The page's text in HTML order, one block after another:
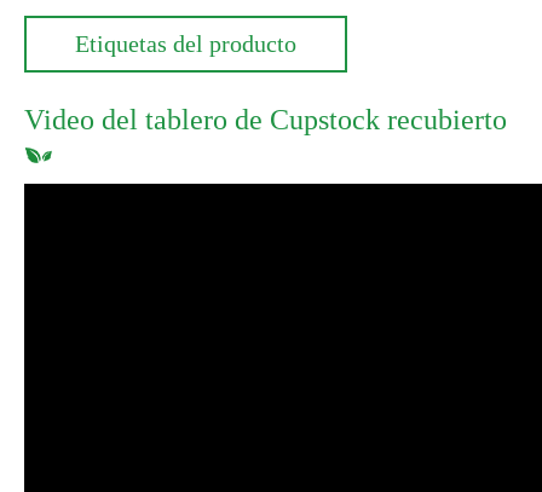
Etiquetas del producto
Video del tablero de Cupstock recubierto